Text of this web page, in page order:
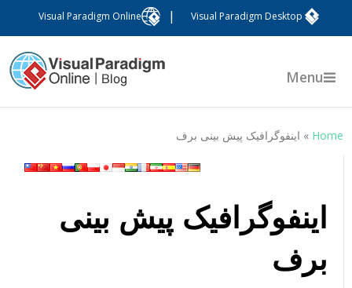
Visual Paradigm Desktop
Visual Paradigm Online
Menu
Home
» اینفوگرافیک پیش بینی برف
اینفوگرافیک پیش بینی
برف